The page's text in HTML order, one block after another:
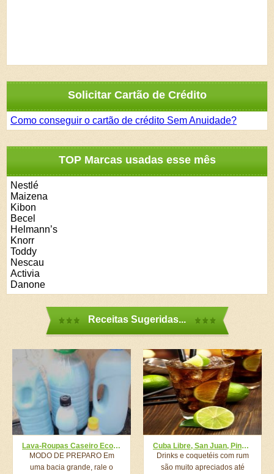
Solicitar Cartão de Crédito
Como conseguir o cartão de crédito Sem Anuidade?
TOP Marcas usadas esse mês
Nestlé
Maizena
Kibon
Becel
Helmann’s
Knorr
Toddy
Nescau
Activia
Danone
Receitas Sugeridas...
Lava-Roupas Caseiro Econômico
MODO DE PREPARO Em
uma bacia grande, rale o
Cuba Libre, San Juan, Pineapple Fizz
Drinks e coquetéis com rum
são muito apreciados até